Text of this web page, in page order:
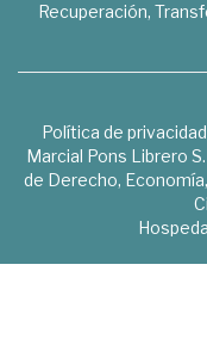
Recuperación,
Política de privacidad
Marcial Pons Librero
de Derecho,